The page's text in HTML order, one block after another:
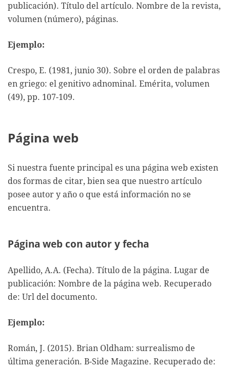
publicación). Título del artículo. Nombre de la revista,
volumen (número), páginas.
Ejemplo:
Crespo, E. (1981, junio 30). Sobre el orden de palabras
en griego: el genitivo adnominal. Emérita, volumen
(49), pp. 107-109.
Página web
Si nuestra fuente principal es una página web existen
dos formas de citar, bien sea que nuestro artículo
posee autor y año o que está información no se
encuentra.
Página web con autor y fecha
Apellido, A.A. (Fecha). Título de la página. Lugar de
publicación: Nombre de la página web. Recuperado
de: Url del documento.
Ejemplo:
Román, J. (2015). Brian Oldham: surrealismo de
última generación. B-Side Magazine. Recuperado de: